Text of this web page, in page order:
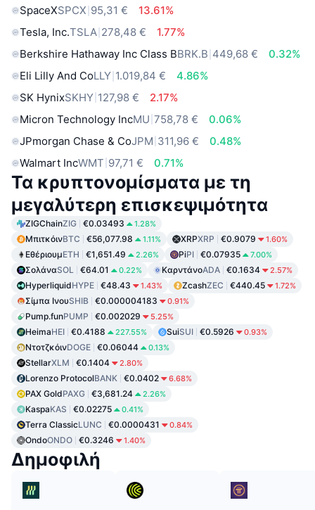
SpaceXSPCX 95,31 €
13.61%
Tesla, Inc.TSLA 278,48 €
1.77%
Berkshire Hathaway Inc Class BBRK.B 449,68 €
0.32%
Eli Lilly And CoLLY 1.019,84 €
4.86%
SK HynixSKHY 127,98 €
2.17%
Micron Technology IncMU 758,78 €
0.06%
JPmorgan Chase & CoJPM 311,96 €
0.48%
Walmart IncWMT 97,71 € 0.71%
Τα κρυπτονομίσματα με τη
μεγαλύτερη επισκεψιμότητα
ZIGChainZIG €0.03493 1.28%
ΜπιτκόινBTC €56,077.98 1.11% XRPXRP €0.9079 1.60%
ΕθέριουμETH €1,651.49 2.26% PiPI €0.07935 7.00%
ΣολάναSOL €64.01 0.22% ΚαρντάνοADA €0.1634 2.57%
HyperliquidHYPE €48.43 1.43% ZcashZEC €440.45 1.72%
Σίμπα ΙνουSHIB €0.000004183 0.91%
Pump.funPUMP €0.002029 5.25%
HeimaHEI €0.4188 227.55% SuiSUI €0.5926 0.93%
ΝτοτζκόινDOGE €0.06044 0.13%
StellarXLM €0.1404 2.80%
Lorenzo ProtocolBANK €0.0402 6.68%
PAX GoldPAXG €3,681.24 2.26%
KaspaKAS €0.02275 0.41%
Terra ClassicLUNC €0.0000431 0.84%
OndoONDO €0.3246 1.40%
Δημοφιλή